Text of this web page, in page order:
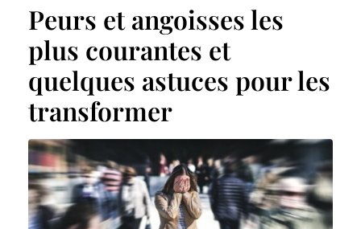
Peurs et angoisses les
plus courantes et
quelques astuces pour les
transformer